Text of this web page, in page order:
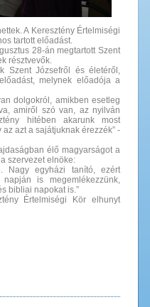
A Keresztény Értelmiségi
tartott előadást.
28-án megtartott Szent
résztvevők.
Szent Józsefről és életéről,
melynek előadója a
dolgokról, amikben esetleg
amiről szó van, az nyilván
hitében akarunk most
azt a sajátjuknak érezzék” -
élő magyarságot a
szervezet elnöke:
Nagy egyházi tanító, ezért
is megemlékezzünk,
bibliai napokat is.”
Értelmiségi Kör elhunyt